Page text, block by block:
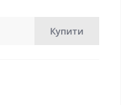
Купити